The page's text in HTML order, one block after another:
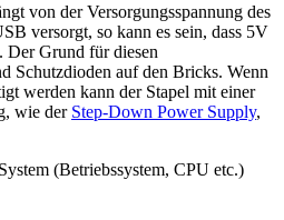
von der Versorgungsspannung des
versorgt, so kann es sein, dass 5V
Der Grund für diesen
Schutzdioden auf den Bricks. Wenn
werden kann der Stapel mit einer
wie der Step-Down Power Supply,
(Betriebssystem, CPU etc.)